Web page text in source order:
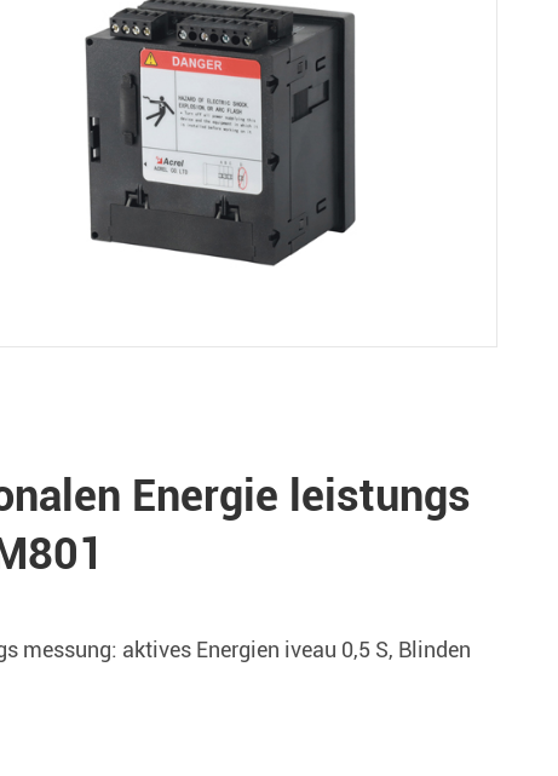
Energie leistungs
messung: aktives Energien iveau 0,5 S, Blinden